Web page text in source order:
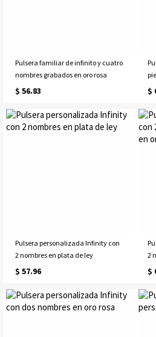
Pulsera familiar de infinito y cuatro
nombres grabados en oro rosa
$ 56.83 $
Pulsera personalizada Infinity con
2 nombres en plata de ley
$ 57.96
2
$